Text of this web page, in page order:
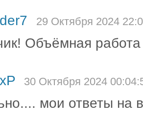
29 Октября 2024
Объёмная
30 Октября 2024
мои ответы на